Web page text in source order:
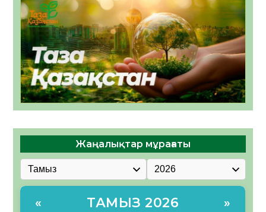
Жаңалықтар мұрағаты
« ТАМЫЗ 2026 »